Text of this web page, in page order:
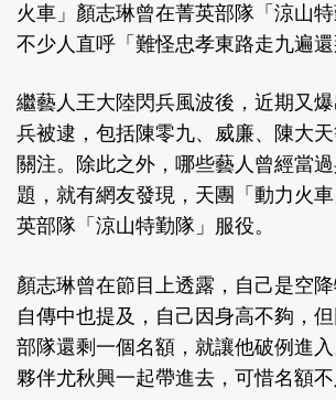
火車」顏志琳曾在菁英部隊「涼山
不少人直呼「難怪忠孝東路走九遍還
繼藝人王大陸閃兵風波後，近期又
兵被逮，包括陳零九、威廉、陳大
關注。除此之外，哪些藝人曾經當
題，就有網友發現，天團「動力火
英部隊「涼山特勤隊」服役。
顏志琳曾在節目上透露，自己是空
自傳中也提及，自己因身高不夠，
部隊還剩一個名額，就讓他破例進
夥伴尤秋興一起帶進去，可惜名額不